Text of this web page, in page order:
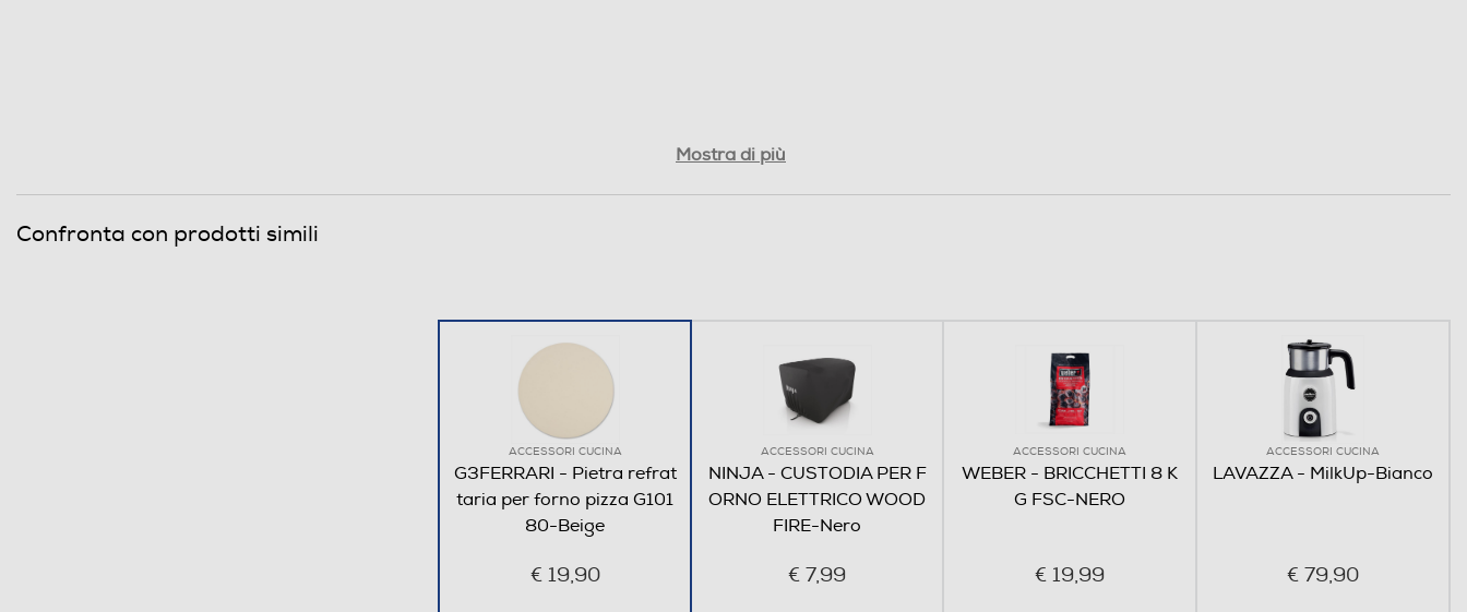
Mostra di più
Confronta con prodotti simili
ACCESSORI CUCINA
G3FERRARI - Pietra refrat
taria per forno pizza G101
80-Beige
€ 19,90
ACCESSORI CUCINA
NINJA - CUSTODIA PER F
ORNO ELETTRICO WOOD
FIRE-Nero
€ 7,99
ACCESSORI CUCINA
WEBER - BRICCHETTI 8 K
G FSC-NERO
€ 19,99
ACCESSORI CUCINA
LAVAZZA - MilkUp-Bianco
€ 79,90